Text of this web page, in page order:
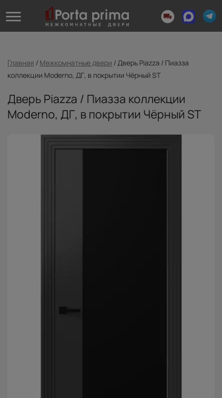
Главная / Межкомнатные двери /Дверь Piazza / Пиазза
коллекции Moderno, ДГ, в покрытии Чёрный ST
Дверь Piazza / Пиазза коллекции
Moderno, ДГ, в покрытии Чёрный ST